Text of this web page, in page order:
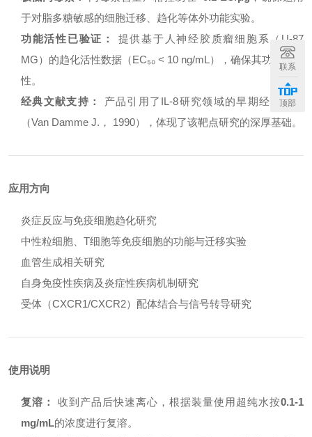
于对脂多糖敏感的细胞迁移、趋化等体外功能实验。
功能活性已验证：
提供基于人神经胶质瘤细胞系（U-87
MG）的趋化活性数据（EC₅₀ < 10 ng/mL），确保其功能可靠
性。
经典文献支持：
产品引用了IL-8研究领域的早期经典文献
（Van Damme J.， 1990），体现了该靶点研究的深厚基础。
应用方向
炎症反应与免疫细胞趋化研究
中性粒细胞、T细胞等免疫细胞的功能与迁移实验
血管生成相关研究
自身免疫性疾病及炎症性疾病机制研究
受体（CXCR1/CXCR2）配体结合与信号转导研究
使用说明
复溶： 收到产品后快速离心，根据装量使用超纯水按0.1-1
mg/mL的浓度进行复溶。
联系
顶部